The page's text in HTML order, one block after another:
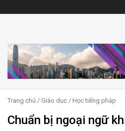
Trang chủ / Giáo dục / Học tiếng pháp
Chuẩn bị ngoại ngữ